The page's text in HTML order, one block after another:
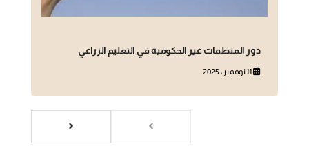
دور المنظمات غير الحكومية في التعليم الزراعي